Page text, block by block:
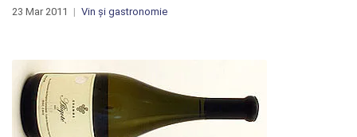
23 Mar 2011 Vin și gastronomie